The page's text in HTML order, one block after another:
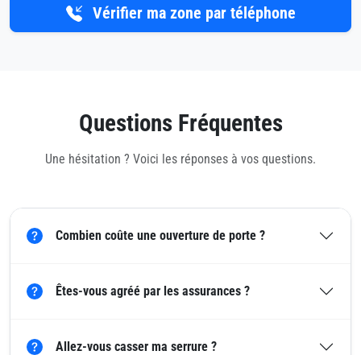
Vérifier ma zone par téléphone
Questions Fréquentes
Une hésitation ? Voici les réponses à vos questions.
Combien coûte une ouverture de porte ?
Êtes-vous agréé par les assurances ?
Allez-vous casser ma serrure ?